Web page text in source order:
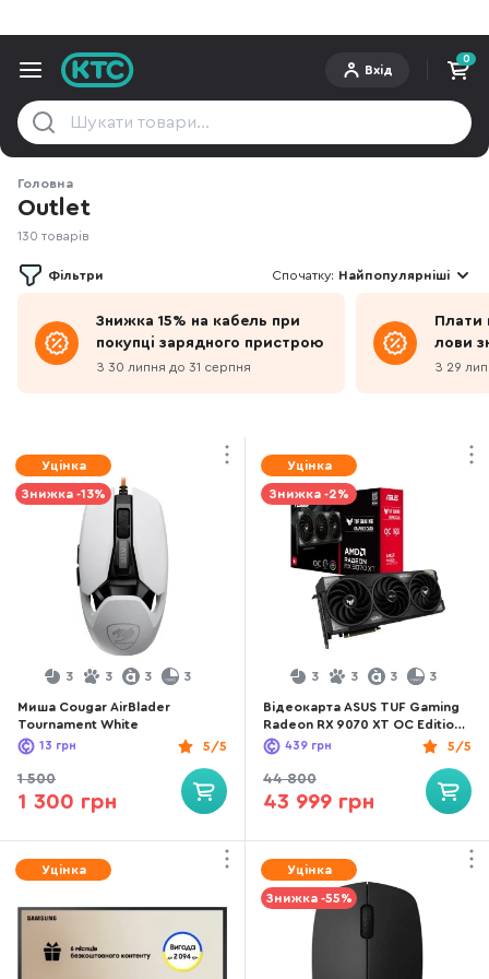
Вхід
0
Головна
Outlet
130 товарів
Фільтри Спочатку: Найпопулярніші
Знижка 15% на кабель при
покупці зарядного пристрою
З 30 липня до 31 серпня
Плати
лови
З 29
Уцінка
Знижка -13%
3 3 3 3
Миша Cougar AirBlader
Tournament White
5/5
13 грн
1 500
1 300 грн
Уцінка
Знижка -2%
3 3 3 3
Відеокарта ASUS TUF Gaming
Radeon RX 9070 XT OC Edition
16GB GDDR6 (TUF-RX9070XT-
O16G-GAMING)
5/5
439 грн
44 800
43 999 грн
Уцінка Уцінка
Знижка -55%